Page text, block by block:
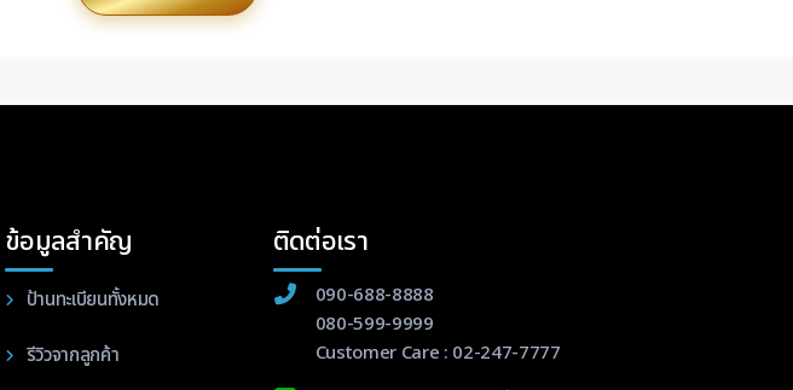
ข้อมูลสำคัญ
ป้านทะเบียนทั้งหมด
รีวิวจากลูกค้า
ติดต่อเรา
090-688-8888
080-599-9999
Customer Care : 02-247-7777